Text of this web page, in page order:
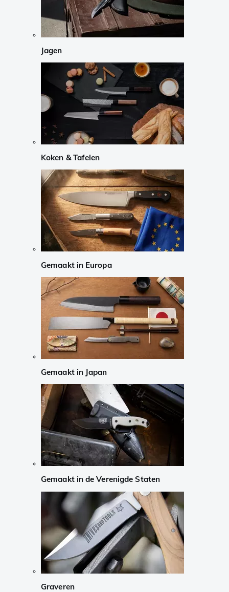
Jagen
Koken & Tafelen
Gemaakt in Europa
Gemaakt in Japan
Gemaakt in de Verenigde Staten
Graveren